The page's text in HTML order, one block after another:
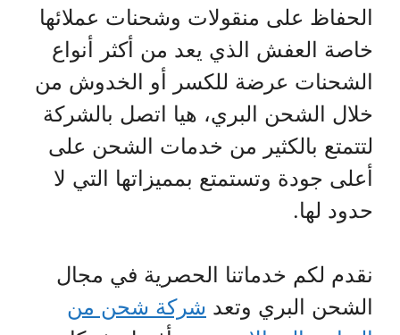
الحفاظ على منقولات وشحنات عملائها
خاصة العفش الذي يعد من أكثر أنواع
الشحنات عرضة للكسر أو الخدوش من
خلال الشحن البري، هيا اتصل بالشركة
لتتمتع بالكثير من خدمات الشحن على
أعلى جودة وتستمتع بمميزاتها التي لا
حدود لها.
نقدم لكم خدماتنا الحصرية في مجال
الشحن البري وتعد شركة شحن من